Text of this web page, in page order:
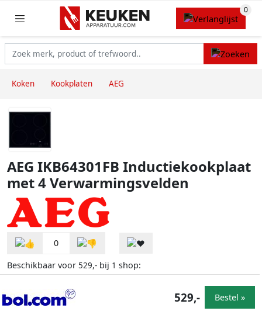
Koken Kookplaten AEG
AEG IKB64301FB Inductiekookplaat
met 4 Verwarmingsvelden
0
Beschikbaar voor 529,- bij 1 shop:
529,- Bestel »